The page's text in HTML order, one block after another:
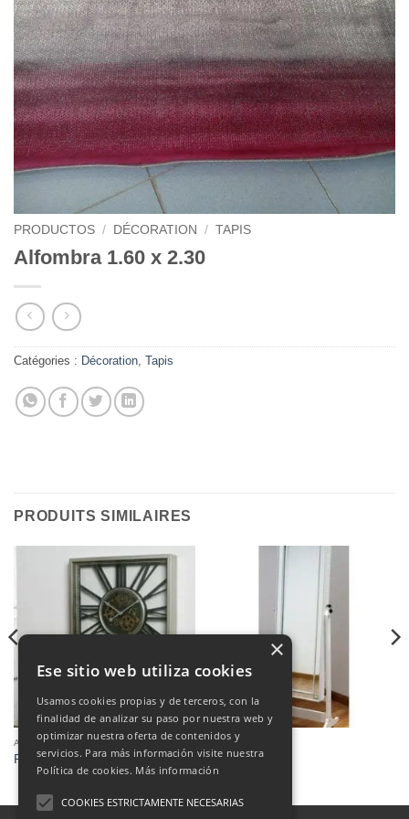
PRODUCTOS / DÉCORATION / TAPIS
Alfombra 1.60 x 2.30
Catégories : Décoration Tapis
PRODUITS SIMILAIRES
AUTRES
Reloj
DÉCORATION
Espejo
×
Ese sitio web utiliza cookies
Usamos cookies propias y de terceros, con la
finalidad de analizar su paso por nuestra web y
optimizar nuestra oferta de contenidos y
servicios. Para más información visite nuestra
Política de cookies. Más información
COOKIES ESTRICTAMENTE NECESARIAS